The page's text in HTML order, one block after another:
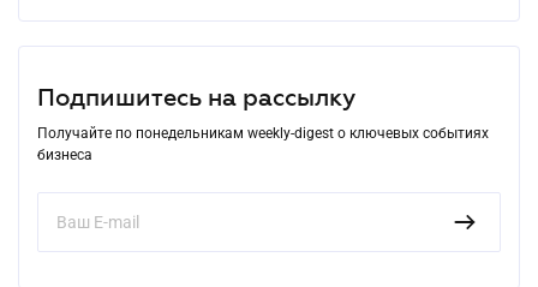
Подпишитесь на рассылку
Получайте по понедельникам weekly-digest о ключевых событиях
бизнеса